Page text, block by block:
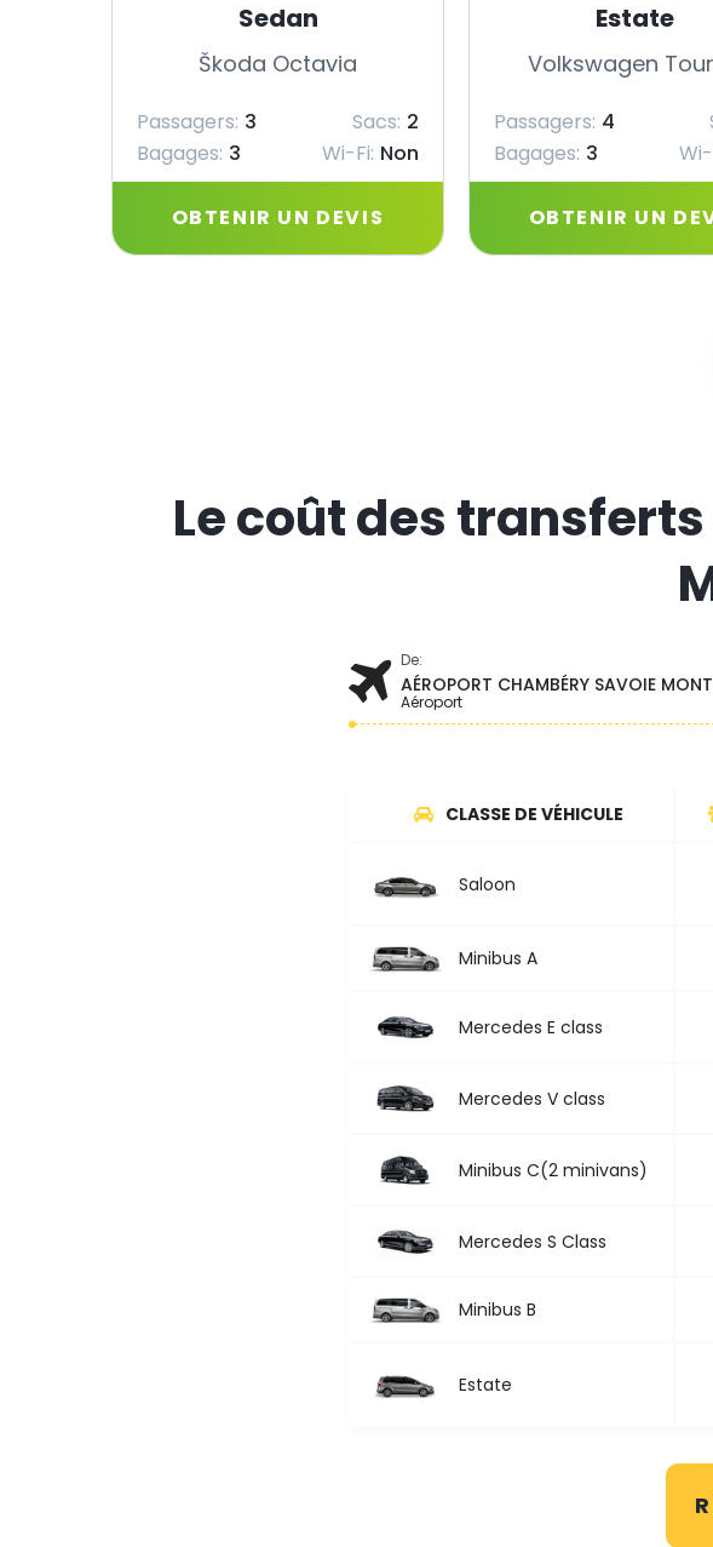
Sedan
Škoda Octavia
Passagers: 3 Sacs: 2
Bagages: 3 Wi-Fi: Non
OBTENIR UN DEVIS
Estate
Volkswagen
Passagers: 4
Bagages: 3
OBTENIR UN
Le coût des
De:
AÉROPORT CHAMBÉRY SAVOIE
Aéroport
CLASSE DE VÉHICULE
Saloon
Minibus A
Mercedes E class
Mercedes V class
Minibus C(2 minivans)
Mercedes S Class
Minibus B
Estate